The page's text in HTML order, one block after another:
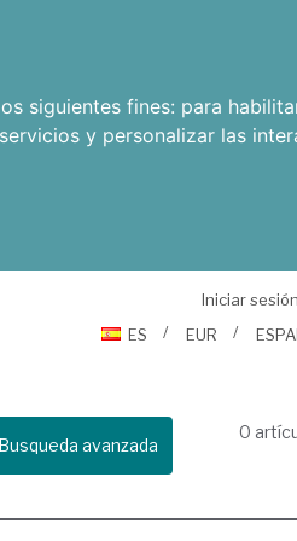
siguientes fines: para
y personalizar las
Iniciar sesión
ES
EUR
avanzada
0